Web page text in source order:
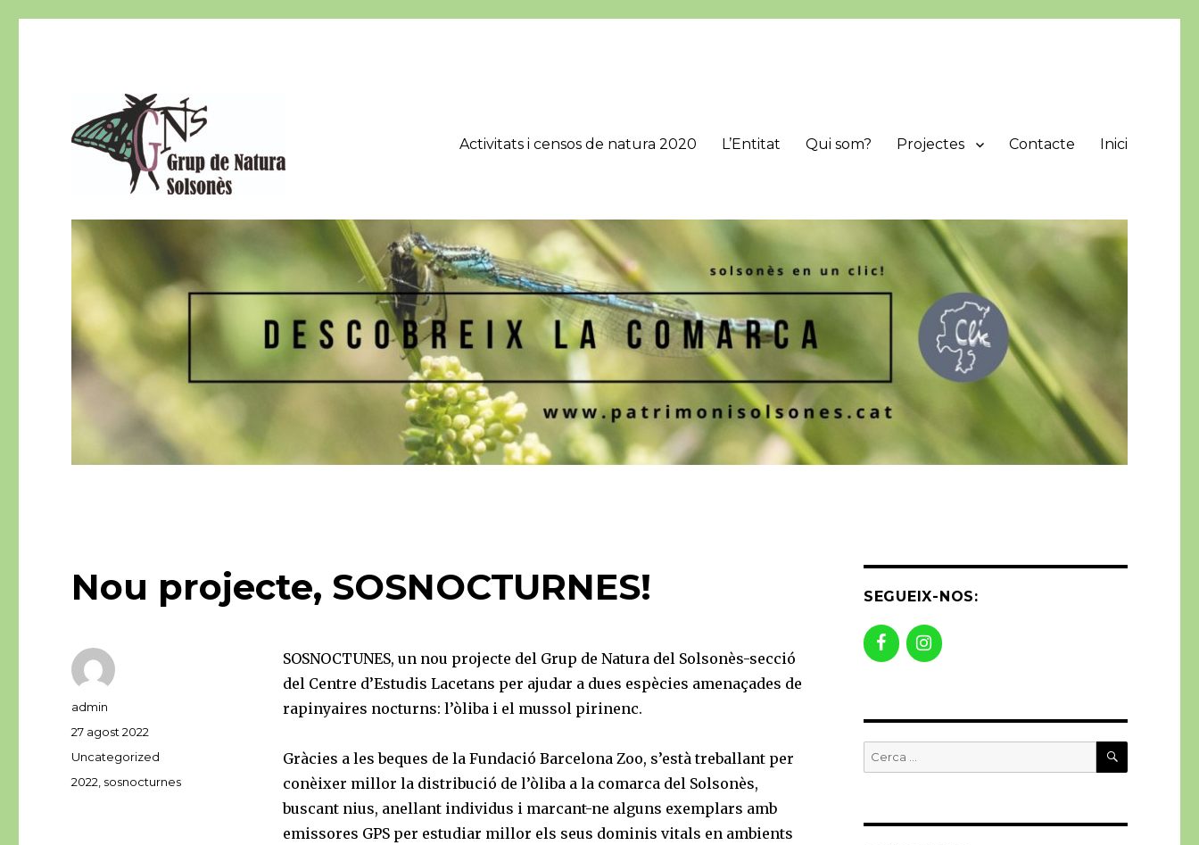
Grup de Natura del Solsonès
Activitats i censos de natura 2020 L’Entitat Qui som? Projectes Contacte Inici
Nou projecte, SOSNOCTURNES!
SOSNOCTUNES, un nou projecte del Grup de Natura del Solsonès-secció
del Centre d’Estudis Lacetans per ajudar a dues espècies amenaçades de
rapinyaires nocturns: l’òliba i el mussol pirinenc.
Gràcies a les beques de la Fundació Barcelona Zoo, s’està treballant per
conèixer millor la distribució de l’òliba a la comarca del Solsonès,
buscant nius, anellant individus i marcant-ne alguns exemplars amb
emissores GPS per estudiar millor els seus dominis vitals en ambients
Autor
admin
Publicat
27 agost 2022
Categories
Uncategorized
Etiquetes
2022 sosnocturnes
SEGUEIX-NOS:
Buscar
per:
CERCA